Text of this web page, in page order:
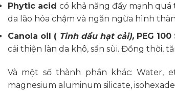
Phytic acidcó khả năng đẩy mạnh
da lão hóa chậm và ngăn ngừa hình
Canola oil ( Tinh dầu hạt cải), PEG
cải thiện làn da khô, sần sùi. Đồng thời,
Và một số thành phần khác: Water,
magnesium aluminum silicate,